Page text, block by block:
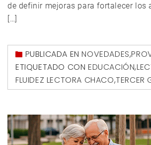
de definir mejoras para fortalecer los
[…]
PUBLICADA ENNOVEDADES,
ETIQUETADO CON EDUCACIÓN,
FLUIDEZ LECTORA CHACO,TERCER